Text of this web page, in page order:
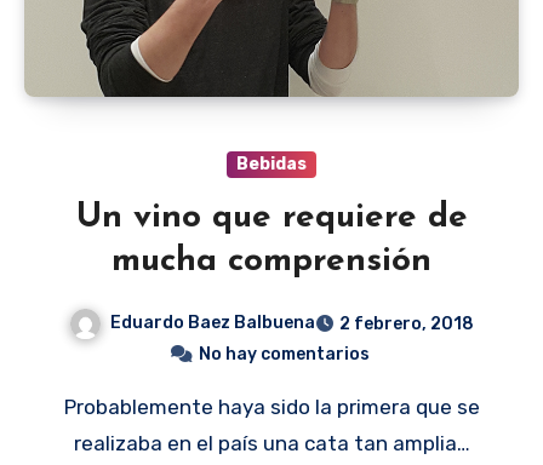
Bebidas
Un vino que requiere de
mucha comprensión
Eduardo Baez Balbuena
2 febrero, 2018
No hay comentarios
Probablemente haya sido la primera que se
realizaba en el país una cata tan amplia…